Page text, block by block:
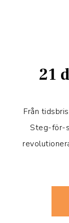
21
Från
Steg-för-